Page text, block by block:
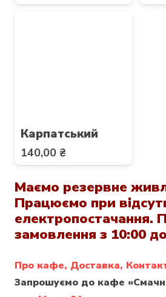
Карпатський
140,00 ₴
Маємо резервне
Працюємо при
електропостачання.
замовлення з 10:00
Про кафе, Доставка,
Запрошуємо до кафе